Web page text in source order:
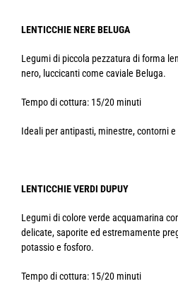
LENTICCHIE NERE BELUGA
Legumi di piccola pezzatura di forma
nero, luccicanti come caviale Beluga.
Tempo di cottura: 15/20 minuti
Ideali per antipasti, minestre, contorni e
LENTICCHIE VERDI DUPUY
Legumi di colore verde acquamarina
delicate, saporite ed estremamente
potassio e fosforo.
Tempo di cottura: 15/20 minuti